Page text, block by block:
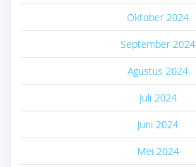
Oktober 2024
September 2024
Agustus 2024
Juli 2024
Juni 2024
Mei 2024